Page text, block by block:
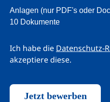
Anlagen (nur PDF's oder
10 Dokumente
Ich habe die Datenschutz-
akzeptiere diese.
Jetzt bewerben